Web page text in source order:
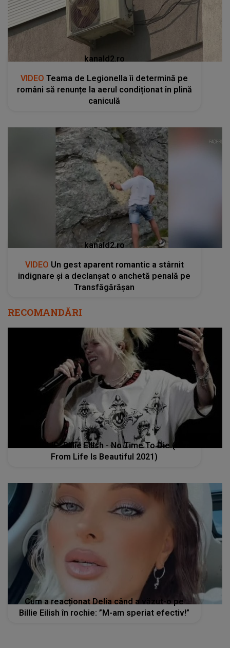
kanald2.ro
VIDEO Teama de Legionella îi determină pe
români să renunțe la aerul condiționat în plină
caniculă
kanald2.ro
VIDEO Un gest aparent romantic a stârnit
indignare și a declanșat o anchetă penală pe
Transfăgărășan
RECOMANDĂRI
VIDEOCLIP: Billie Eilish - No Time To Die (Live
From Life Is Beautiful 2021)
Cum a reacționat Delia când a văzut-o pe
Billie Eilish în rochie: ”M-am speriat efectiv!”